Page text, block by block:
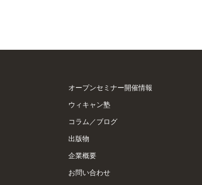
オープンセミナー開催情報
ウィキャン塾
コラム／ブログ
出版物
企業概要
お問い合わせ